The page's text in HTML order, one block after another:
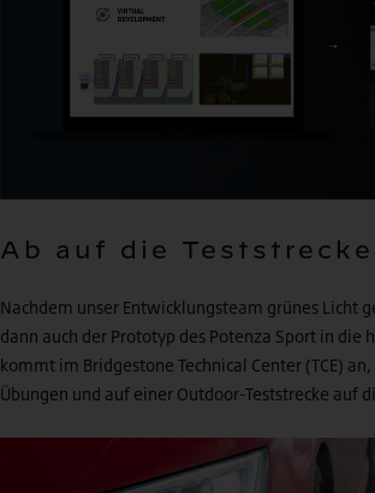
Ab auf die
Nachdem unser Entwicklungsteam grünes Licht
dann auch der Prototyp des Potenza Sport in die
kommt im Bridgestone Technical Center (TCE)
Übungen und auf einer Outdoor-Teststrecke auf